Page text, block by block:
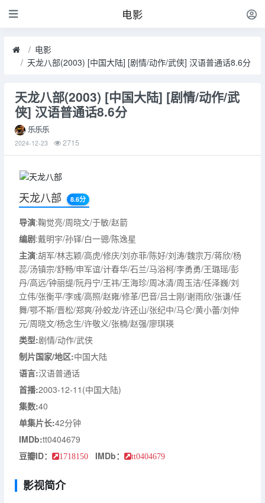
电影
电影
天龙八部(2003) [中国大陆] [剧情/动作/武侠] 汉语普通话8.6分
天龙八部(2003) [中国大陆] [剧情/动作/武
侠] 汉语普通话8.6分
乐乐乐
2024-12-23 2715
天龙八部 8.6分
导演:鞠觉亮/周晓文/于敏/赵箭
编剧:戴明宇/孙铎/白一骢/陈逸星
主演:胡军/林志颖/高虎/修庆/刘亦菲/陈好/刘涛/魏宗万/蒋欣/杨
蕊/汤镇宗/舒畅/申军谊/计春华/石兰/马浴柯/李勇勇/王璐瑶/彭
丹/高远/钟丽缇/阮丹宁/王祎/王海珍/周冰清/周玉洁/任泽巍/刘
立伟/张衡平/李彧/高照/赵雍/修革/巴音/吕士刚/谢雨欣/张谦/任
舞/鄂不斯/晋松/郑爽/孙蛟龙/许还山/张纪中/马仑/黄小蕾/刘仲
元/周晓文/杨念生/许敬义/张楠/赵强/廖琪瑛
类型:剧情/动作/武侠
制片国家/地区:中国大陆
语言:汉语普通话
首播:2003-12-11(中国大陆)
集数:40
单集片长:42分钟
IMDb:tt0404679
豆瓣ID：
1718150 IMDb： tt0404679
影视简介